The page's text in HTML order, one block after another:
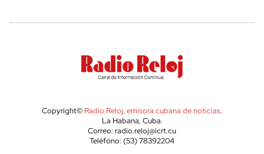
Copyright© Radio Reloj, emisora cubana de noticias.
La Habana, Cuba.
Correo: radio.reloj@icrt.cu
Teléfono: (53) 78392204